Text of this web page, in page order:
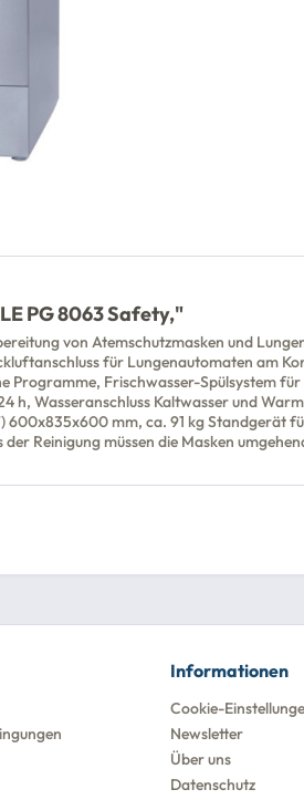
PG 8063 Safety,"
von Atemschutzmasken und
für Lungenautomaten am
Frischwasser-Spülsystem
h, Wasseranschluss Kaltwasser und
600x835x600 mm, ca. 91 kg Standgerät
Reinigung müssen die Masken
Informationen
Cookie-
Newsletter
Über uns
Datenschutz